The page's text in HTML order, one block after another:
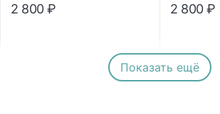
2 800 ₽ 2 800 ₽
Показать ещё